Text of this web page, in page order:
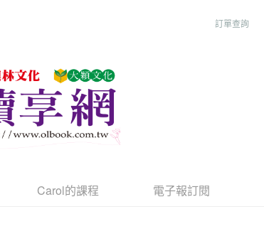
訂單查詢
Carol的課程 電子報訂閱